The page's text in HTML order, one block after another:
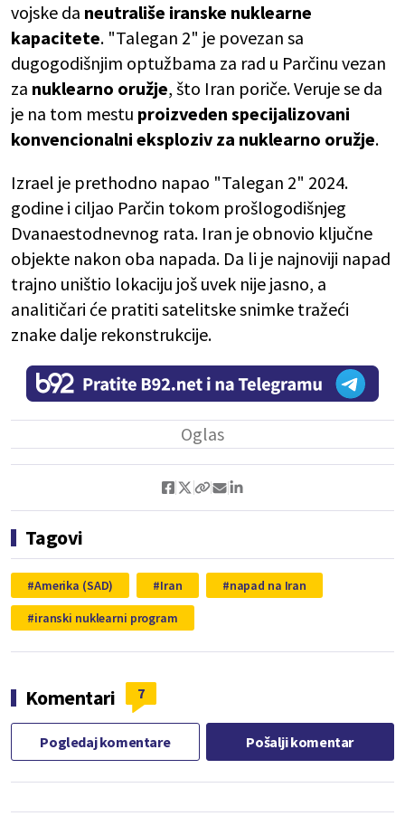
vojske da neutrališe iranske nuklearne
kapacitete. "Talegan 2" je povezan sa
dugogodišnjim optužbama za rad u Parčinu vezan
za nuklearno oružje, što Iran poriče. Veruje se da
je na tom mestu proizveden specijalizovani
konvencionalni eksploziv za nuklearno oružje.
Izrael je prethodno napao "Talegan 2" 2024.
godine i ciljao Parčin tokom prošlogodišnjeg
Dvanaestodnevnog rata. Iran je obnovio ključne
objekte nakon oba napada. Da li je najnoviji napad
trajno uništio lokaciju još uvek nije jasno, a
analitičari će pratiti satelitske snimke tražeći
znake dalje rekonstrukcije.
Tagovi
Amerika (SAD) Iran
napad na Iran
iranski nuklearni program
Komentari 7
Pogledaj komentare Pošalji komentar